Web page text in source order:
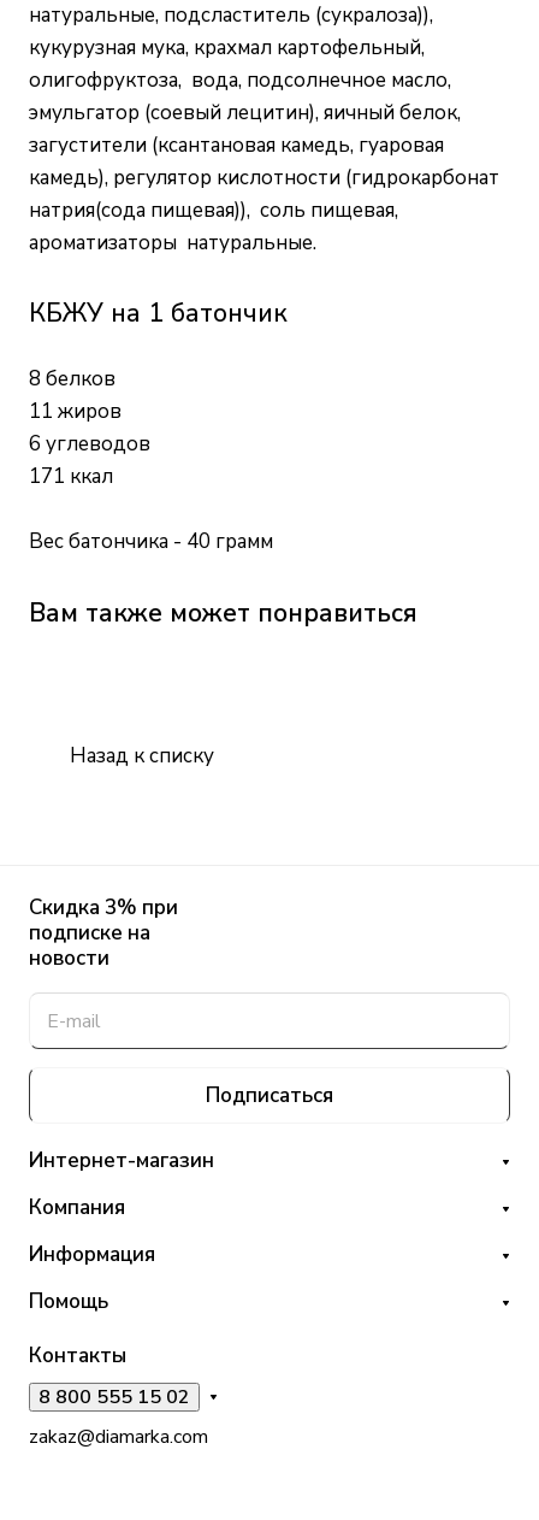
натуральные, подсластитель (сукралоза)),
кукурузная мука, крахмал картофельный,
олигофруктоза, вода, подсолнечное масло,
эмульгатор (соевый лецитин), яичный белок,
загустители (ксантановая камедь, гуаровая
камедь), регулятор кислотности (гидрокарбонат
натрия(сода пищевая)), соль пищевая,
ароматизаторы натуральные.
КБЖУ на 1 батончик
8 белков
11 жиров
6 углеводов
171 ккал
Вес батончика - 40 грамм
Вам также может понравиться
Назад к списку
Скидка 3% при
подписке на
новости
Подписаться
Интернет-магазин
Компания
Информация
Помощь
Контакты
8 800 555 15 02
zakaz@diamarka.com